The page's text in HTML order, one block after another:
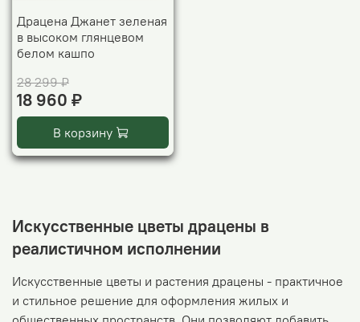
Драцена Джанет зеленая
в высоком глянцевом
белом кашпо
28 299 ₽
18 960 ₽
В корзину
Искусственные цветы драцены в
реалистичном исполнении
Искусственные цветы и растения драцены - практичное
и стильное решение для оформления жилых и